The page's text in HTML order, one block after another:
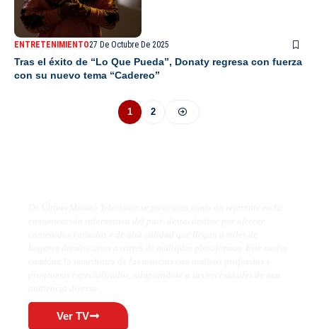
ENTRETENIMIENTO27 De Octubre De 2025
Tras el éxito de “Lo Que Pueda”, Donaty regresa con fuerza
con su nuevo tema “Cadereo”
1 2
Ver TV